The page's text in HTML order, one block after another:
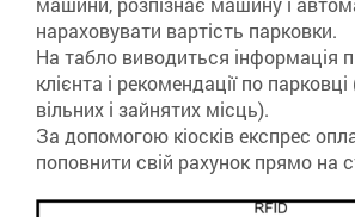
нараховувати вартість парковки.
На табло виводиться інформація
клієнта і рекомендації по парковці
вільних і зайнятих місць).
За допомогою кіосків експрес
поповнити свій рахунок прямо на